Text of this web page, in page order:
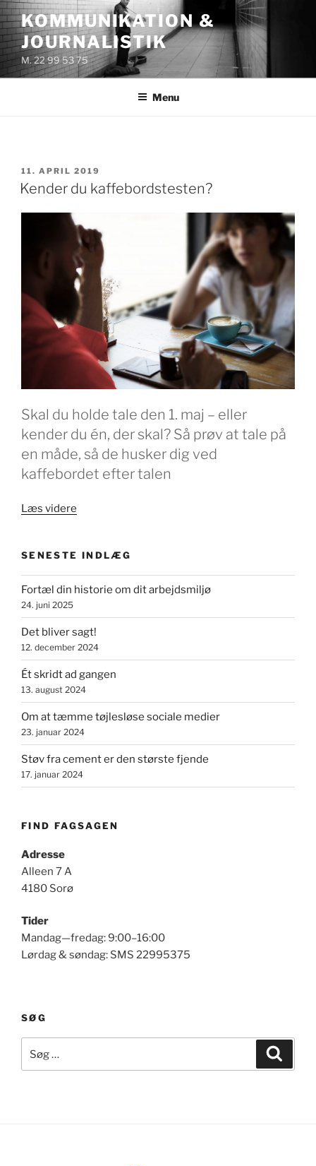
Videre
til
indhold
KOMMUNIKATION &
JOURNALISTIK
M. 22 99 53 75
Menu
UDGIVET
DEN
11. APRIL 2019
Kender du kaffebordstesten?
Skal du holde tale den 1. maj – eller
kender du én, der skal? Så prøv at tale på
en måde, så de husker dig ved
kaffebordet efter talen
Læs videre
SENESTE INDLÆG
Fortæl din historie om dit arbejdsmiljø
24. juni 2025
Det bliver sagt!
12. december 2024
Ét skridt ad gangen
13. august 2024
Om at tæmme tøjlesløse sociale medier
23. januar 2024
Støv fra cement er den største fjende
17. januar 2024
FIND FAGSAGEN
Adresse
Alleen 7 A
4180 Sorø
Tider
Mandag—fredag: 9:00–16:00
Lørdag & søndag: SMS 22995375
SØG
efter: